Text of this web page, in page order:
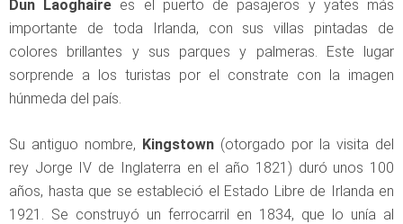
Dun Laoghaire es el puerto de pasajeros y yates más
importante de toda Irlanda, con sus villas pintadas de
colores brillantes y sus parques y palmeras. Este lugar
sorprende a los turistas por el constrate con la imagen
húnmeda del país.
Su antiguo nombre, Kingstown (otorgado por la visita del
rey Jorge IV de Inglaterra en el año 1821) duró unos 100
años, hasta que se estableció el Estado Libre de Irlanda en
1921. Se construyó un ferrocarril en 1834, que lo unía al